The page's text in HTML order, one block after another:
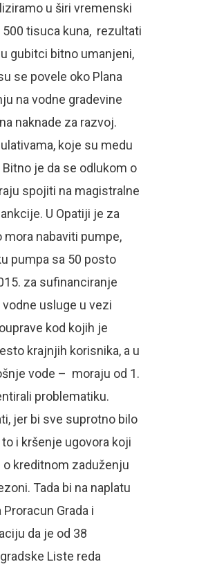
u širi vremenski
500 tisuca kuna, rezultati
gubitci bitno umanjeni,
se povele oko Plana
na vodne gradevine
naknade za razvoj.
koje su medu
je da se odlukom o
spojiti na magistralne
U Opatiji je za
nabaviti pumpe,
pumpa sa 50 posto
za sufinanciranje
usluge u vezi
kod kojih je
krajnjih korisnika, a u
vode – moraju od 1.
problematiku.
jer bi sve suprotno bilo
i kršenje ugovora koji
kreditnom zaduženju
Tada bi na naplatu
Grada i
da je od 38
Liste reda